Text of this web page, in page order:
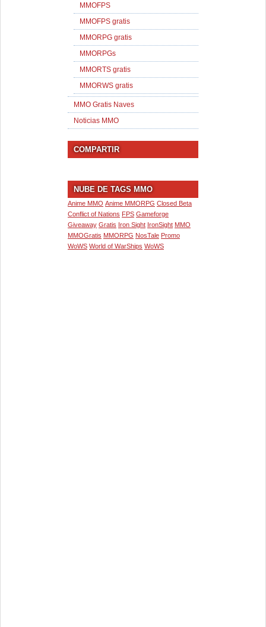
MMOFPS
MMOFPS gratis
MMORPG gratis
MMORPGs
MMORTS gratis
MMORWS gratis
MMO Gratis Naves
Noticias MMO
COMPARTIR
NUBE DE TAGS MMO
Anime MMO Anime MMORPG Closed Beta
Conflict of Nations FPS Gameforge
Giveaway Gratis Iron Sight IronSight MMO
MMOGratis MMORPG NosTale Promo
WoWS World of WarShips WoWS